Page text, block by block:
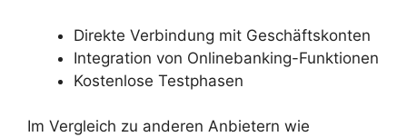
Direkte Verbindung mit Geschäftskonten
Integration von Onlinebanking-Funktionen
Kostenlose Testphasen
Im Vergleich zu anderen Anbietern wie